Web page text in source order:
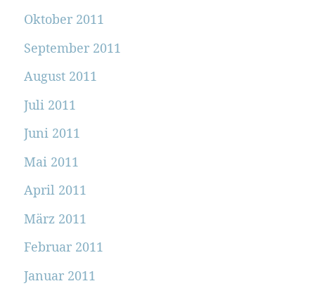
Oktober 2011
September 2011
August 2011
Juli 2011
Juni 2011
Mai 2011
April 2011
März 2011
Februar 2011
Januar 2011